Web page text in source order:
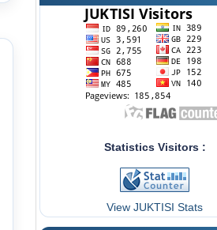
Statistics Visitors :
View JUKTISI Stats